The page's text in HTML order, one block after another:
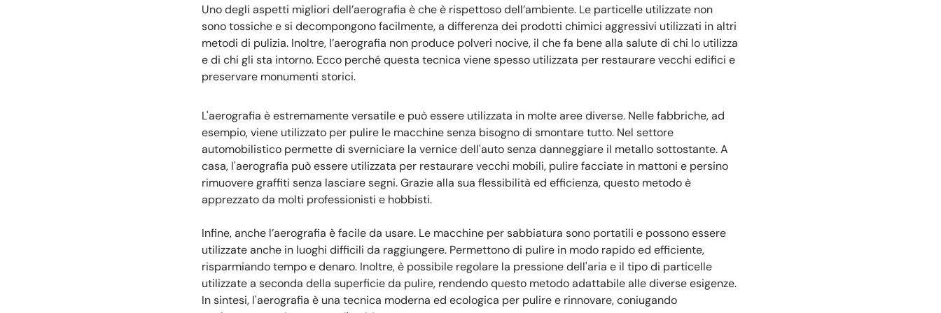
Uno degli aspetti migliori dell’aerografia è che è rispettoso dell’ambiente. Le particelle utilizzate non
sono tossiche e si decompongono facilmente, a differenza dei prodotti chimici aggressivi utilizzati in altri
metodi di pulizia. Inoltre, l’aerografia non produce polveri nocive, il che fa bene alla salute di chi lo utilizza
e di chi gli sta intorno. Ecco perché questa tecnica viene spesso utilizzata per restaurare vecchi edifici e
preservare monumenti storici.
L'aerografia è estremamente versatile e può essere utilizzata in molte aree diverse. Nelle fabbriche, ad
esempio, viene utilizzato per pulire le macchine senza bisogno di smontare tutto. Nel settore
automobilistico permette di sverniciare la vernice dell'auto senza danneggiare il metallo sottostante. A
casa, l'aerografia può essere utilizzata per restaurare vecchi mobili, pulire facciate in mattoni e persino
rimuovere graffiti senza lasciare segni. Grazie alla sua flessibilità ed efficienza, questo metodo è
apprezzato da molti professionisti e hobbisti.
Infine, anche l’aerografia è facile da usare. Le macchine per sabbiatura sono portatili e possono essere
utilizzate anche in luoghi difficili da raggiungere. Permettono di pulire in modo rapido ed efficiente,
risparmiando tempo e denaro. Inoltre, è possibile regolare la pressione dell'aria e il tipo di particelle
utilizzate a seconda della superficie da pulire, rendendo questo metodo adattabile alle diverse esigenze.
In sintesi, l'aerografia è una tecnica moderna ed ecologica per pulire e rinnovare, coniugando